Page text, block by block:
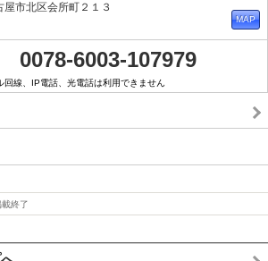
屋市北区会所町２１３
0078-6003-107979
回線、IP電話、光電話は利用できません
載終了